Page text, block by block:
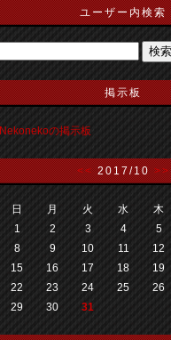
ユーザー内検索
掲示板
Nekonekoの掲示板
<<2017/10>>
日 月 火 水 木
1
2 3 4 5
8
9 10 11 12
15
16 17 18 19
22
23 24 25 26
29
30 31